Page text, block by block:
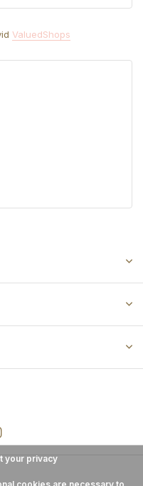
ValuedShops
your privacy